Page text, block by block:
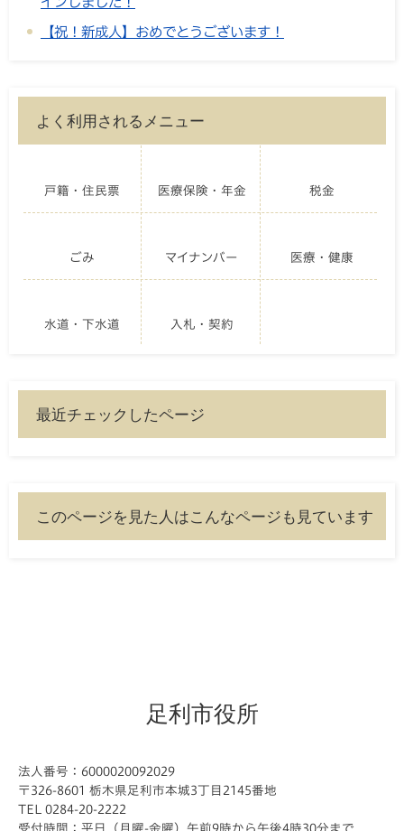
【祝！新成人】おめでとうございます！
よく利用されるメニュー
戸籍・住民票 医療保険・年金 税金
ごみ マイナンバー 医療・健康
水道・下水道 入札・契約
最近チェックしたページ
このページを見た人はこんなページも見ています
足利市役所
法人番号：6000020092029
〒326-8601 栃木県足利市本城3丁目2145番地
TEL 0284-20-2222